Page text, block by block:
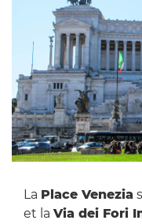
La Place Venezia
et la Via dei Fori